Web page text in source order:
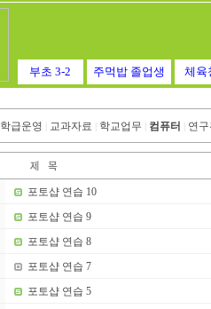
부초 3-2 주먹밥 졸업생 체육
학급운영 교과자료 학교업무 컴퓨터 연
포토샵 연습 10
포토샵 연습 9
포토샵 연습 8
포토샵 연습 7
포토샵 연습 5